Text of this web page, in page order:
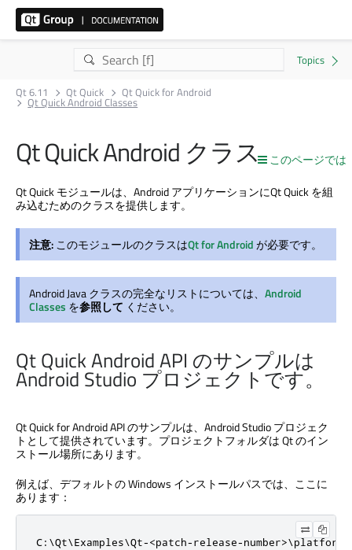
Qt 6.11 Qt Quick Qt Quick for Android
Qt Quick Android Classes
このページでは
Qt QuickAndroid クラス
Qt Quickモジュールは、Android アプリケーションにQt Quickを組
み込むためのクラスを提供します。
注意:このモジュールのクラスはQt for Androidが必要です。
Android Java クラスの完全なリストについては、 Android
Classes を参照して ください。
Qt QuickAndroid API のサンプルは
Android Studio プロジェクトです。
Qt Quickfor Android API のサンプルは、Android Studio プロジェク
トとして提供されています。プロジェクトフォルダは Qt のイン
ストール場所にあります。
例えば、デフォルトの Windows インストールパスでは、ここに
あります：
C:\Qt\Examples\Qt-<patch-release-